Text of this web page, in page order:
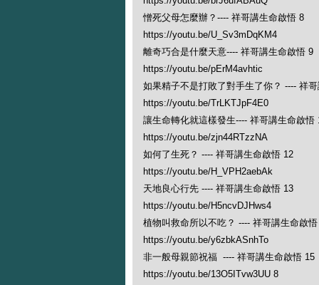
憎死父母怎麼辦？---- 祥哥講生命啟悟 8
https://youtu.be/U_Sv3mDqKM4
離奇巧合是什麼天意---- 祥哥講生命啟悟 9
https://youtu.be/pErM4avhtic
如果精子不是打敗了對手生了你？ ---- 祥
https://youtu.be/TrLKTJpF4E0
讓生命轉化就這樣發生---- 祥哥講生命啟悟
https://youtu.be/zjn44RTzzNA
如何了生死？ ---- 祥哥講生命啟悟 12
https://youtu.be/H_VPH2aebAk
天地良心行先 ---- 祥哥講生命啟悟 13
https://youtu.be/H5ncvDJHws4
植物叫救命所以不吃？ ---- 祥哥講生命啟悟
https://youtu.be/y6zbkASnhTo
非一般母親節祝福 ---- 祥哥講生命啟悟 15
https://youtu.be/13O5ITvw3UU 8